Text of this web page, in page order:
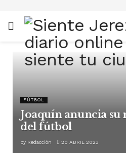
FÚTBOL
Joaquín anuncia su
del fútbol
by Redacción 20 ABRIL 2023